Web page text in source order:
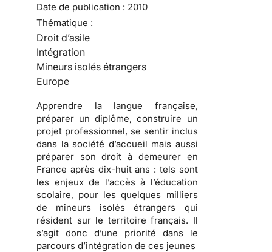
Date de publication : 2010
Thématique :
Droit d’asile
Intégration
Mineurs isolés étrangers
Europe
Apprendre la langue française,
préparer un diplôme,construire un
projet professionnel, se sentir inclus
dans la société d’accueil mais aussi
préparer son droit à demeurer en
France après dix-huit ans : tels sont
les enjeux de l’accès à l’éducation
scolaire, pour les quelques milliers
de mineurs isolés étrangers qui
résident sur le territoire français. Il
s’agit donc d’une priorité dans le
parcours d’intégration de ces jeunes